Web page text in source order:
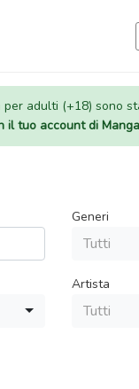
per adulti (+18) sono
il tuo account di
Generi
Tutti
Artista
Tutti